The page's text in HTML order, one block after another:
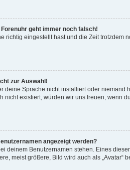
geht immer noch falsch!
richtig eingestellt hast und die Zeit
zur Auswahl!
deine Sprache nicht installiert oder
nicht existiert, würden wir uns freuen, wenn
angezeigt werden?
deinem Benutzernamen stehen. Eines
meist größere, Bild wird auch als